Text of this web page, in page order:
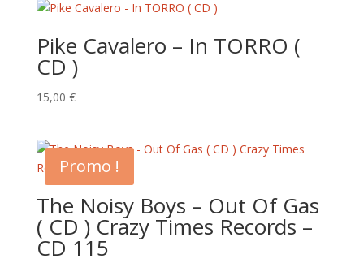
Pike Cavalero – In TORRO (
CD )
15,00 €
Promo !
The Noisy Boys – Out Of Gas
( CD ) Crazy Times Records –
CD 115